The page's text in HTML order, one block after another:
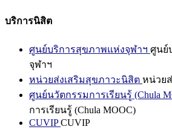
บริการนิสิต
ศูนย์บริการสุขภาพแห่งจุฬาฯ ศูนย์
จุฬาฯ
หน่วยส่งเสริมสุขภาวะนิสิต หน่วย
ศูนย์นวัตกรรมการเรียนรู้ (Chula
การเรียนรู้ (Chula MOOC)
CUVIPCUVIP